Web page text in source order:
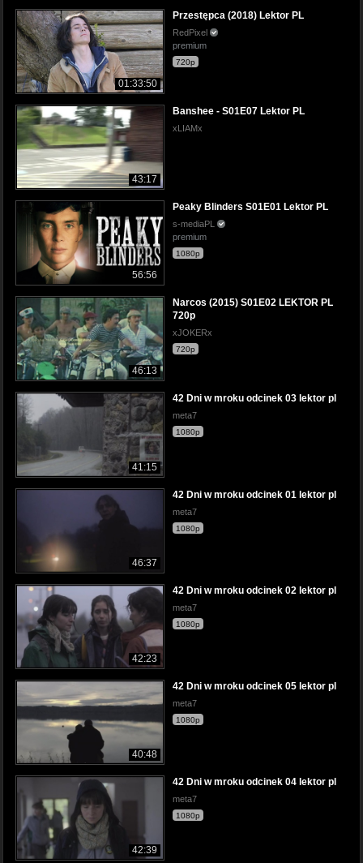
01:33:50
Przestępca (2018) Lektor PL
RedPixel
premium
720p
43:17
Banshee - S01E07 Lektor PL
xLIAMx
56:56
Peaky Blinders S01E01 Lektor PL
s-mediaPL
premium
1080p
46:13
Narcos (2015) S01E02 LEKTOR PL
720p
xJOKERx
720p
41:15
42 Dni w mroku odcinek 03 lektor pl
meta7
1080p
46:37
42 Dni w mroku odcinek 01 lektor pl
meta7
1080p
42:23
42 Dni w mroku odcinek 02 lektor pl
meta7
1080p
40:48
42 Dni w mroku odcinek 05 lektor pl
meta7
1080p
42:39
42 Dni w mroku odcinek 04 lektor pl
meta7
1080p